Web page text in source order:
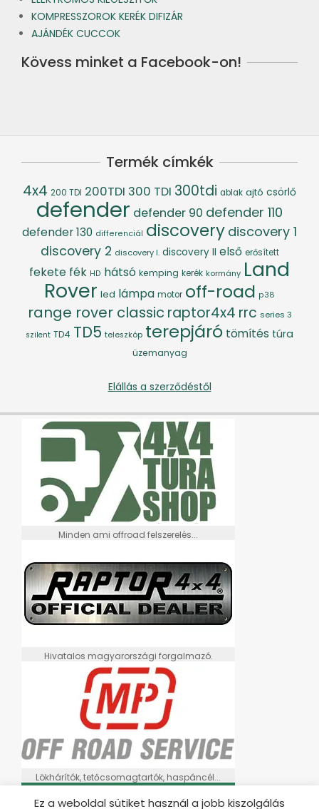
KOMPRESSZOROK KERÉK DIFIZÁR
AJÁNDÉK CUCCOK
Kövess minket a Facebook-on!
Termék címkék
4x4 200 TDI 200TDI 300 TDI 300tdi ablak ajtó csörlő
defender defender 90 defender 110
defender 130 differenciál discovery discovery 1
discovery 2 discovery I. discovery II első erősített
fekete fék HD hátsó kemping kerék kormány Land
Rover led lámpa motor off-road p38
range rover classic raptor4x4 rrc series 3
szilent TD4 TD5 teleszkóp terepjáró tömítés túra
üzemanyag
Elállás a szerződéstől
Minden ami offroad felszerelés...
Hivatalos magyarországi forgalmazó.
Lökhárítók, tetőcsomagtartók, haspáncél...
Ez a weboldal sütiket használ a jobb kiszolgálás